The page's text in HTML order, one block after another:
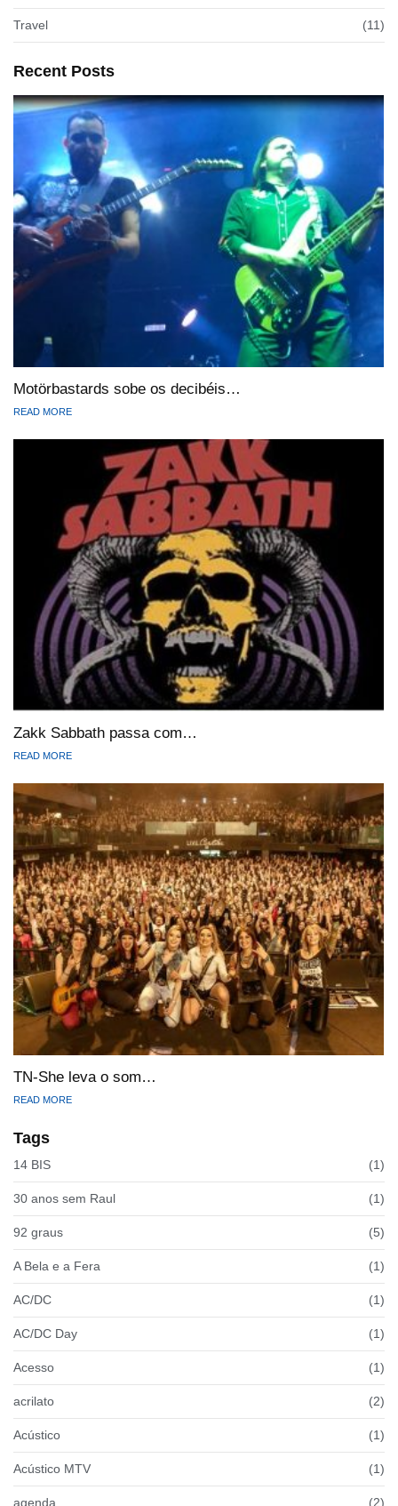
Travel (11)
Recent Posts
Motörbastards sobe os decibéis…
READ MORE
Zakk Sabbath passa com…
READ MORE
TN-She leva o som…
READ MORE
Tags
14 BIS (1)
30 anos sem Raul (1)
92 graus (5)
A Bela e a Fera (1)
AC/DC (1)
AC/DC Day (1)
Acesso (1)
acrilato (2)
Acústico (1)
Acústico MTV (1)
agenda (2)